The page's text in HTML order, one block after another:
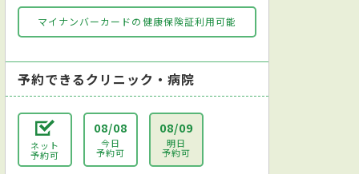
マイナンバーカードの健康保険証利用可能
予約できるクリニック・病院
ネット
予約可
08/08
今日
予約可
08/09
明日
予約可